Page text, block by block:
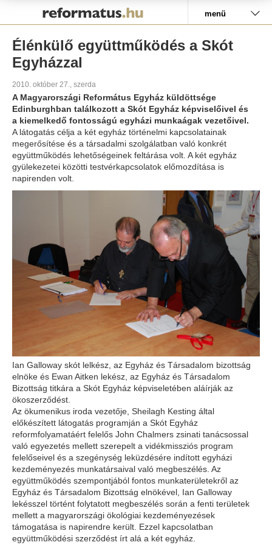
menü
Élénkülő együttműködés a Skót
Egyházzal
2010. október 27., szerda
A Magyarországi Református Egyház küldöttsége
Edinburghban találkozott a Skót Egyház képviselőivel és
a kiemelkedő fontosságú egyházi munkaágak vezetőivel.
A látogatás célja a két egyház történelmi kapcsolatainak
megerősítése és a társadalmi szolgálatban való konkrét
együttműködés lehetőségeinek feltárása volt. A két egyház
gyülekezetei közötti testvérkapcsolatok előmozdítása is
napirenden volt.
Ian Galloway skót lelkész, az Egyház és Társadalom bizottság
elnöke és Ewan Aitken lekész, az Egyház és Társadalom
Bizottság titkára a Skót Egyház képviseletében aláírják az
ökoszerződést.
Az ökumenikus iroda vezetője, Sheilagh Kesting által
előkészített látogatás programján a Skót Egyház
reformfolyamatáért felelős John Chalmers zsinati tanácsossal
való egyezetés mellett szerepelt a vidékmissziós program
felelőseivel és a szegénység leküzdésére indított egyházi
kezdeményezés munkatársaival való megbeszélés. Az
együttműködés szempontjából fontos munkaterületekről az
Egyház és Társadalom Bizottság elnökével, Ian Galloway
lekésszel történt folytatott megbeszélés során a fenti területek
mellett a magyarországi ökológiai kezdeményezések
támogatása is napirendre került. Ezzel kapcsolatban
együttműködési szerződést írt alá a két egyház.